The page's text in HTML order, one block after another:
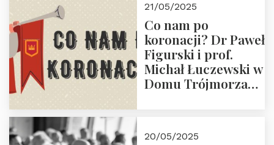
Zapraszamy do
zapisów.
21/05/2025
Co nam po
koronacji? Dr Paweł
Figurski i prof.
Michał Łuczewski w
Domu Trójmorza
20/05/2025